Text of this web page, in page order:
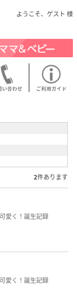
ようこそ、ゲスト 様
い合わせ ご利用ガイド
2件あります
愛く！誕生記録
愛く！誕生記録